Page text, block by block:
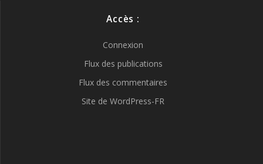
Accès :
Connexion
Flux des publications
Flux des commentaires
Site de WordPress-FR